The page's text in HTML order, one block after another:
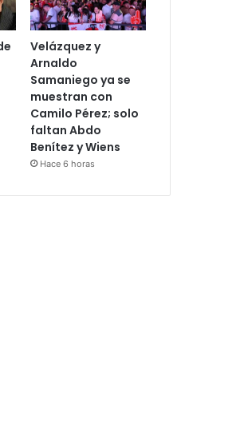
Velázquez y
Arnaldo
Samaniego ya se
muestran con
Camilo Pérez; solo
faltan Abdo
Benítez y Wiens
Hace 6 horas